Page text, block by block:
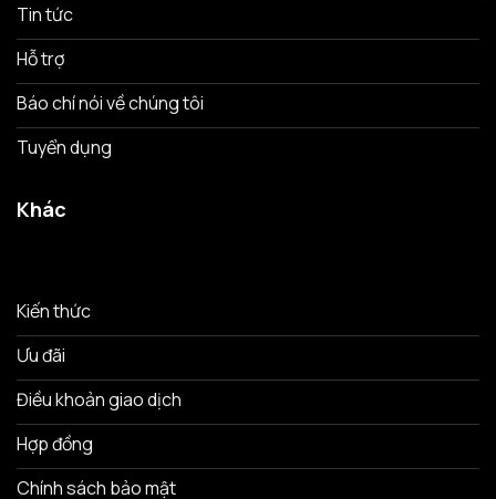
Tin tức
Hỗ trợ
Báo chí nói về chúng tôi
Tuyển dụng
Khác
Kiến thức
Ưu đãi
Điều khoản giao dịch
Hợp đồng
Chính sách bảo mật